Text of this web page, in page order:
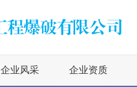
企业风采 企业资质